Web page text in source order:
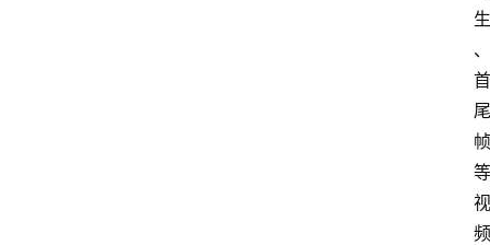
生
、
首
尾
帧
等
视
频